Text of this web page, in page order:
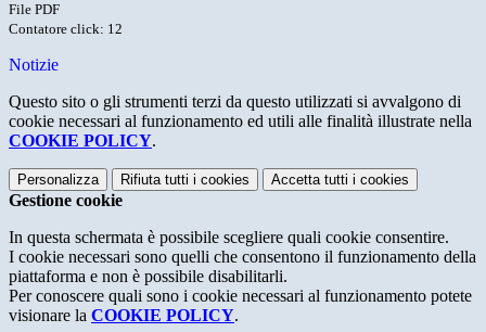
File PDF
Contatore click: 12
Notizie
Questo sito o gli strumenti terzi da questo utilizzati si avvalgono di
cookie necessari al funzionamento ed utili alle finalità illustrate nella
COOKIE POLICY.
Personalizza Rifiuta tutti i cookies Accetta tutti i cookies
Gestione cookie
In questa schermata è possibile scegliere quali cookie consentire.
I cookie necessari sono quelli che consentono il funzionamento della
piattaforma e non è possibile disabilitarli.
Per conoscere quali sono i cookie necessari al funzionamento potete
visionare la COOKIE POLICY.